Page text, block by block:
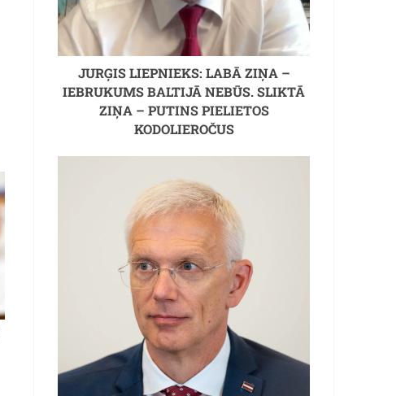
JURĢIS LIEPNIEKS: LABĀ ZIŅA –
IEBRUKUMS BALTIJĀ NEBŪS. SLIKTĀ
ZIŅA – PUTINS PIELIETOS
KODOLIEROČUS